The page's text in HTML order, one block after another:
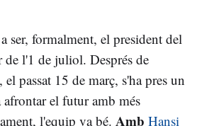
ser, formalment, el president del
de l'1 de juliol. Després de
el passat 15 de març, s'ha pres un
el futur amb més
l'equip va bé. Amb Hansi